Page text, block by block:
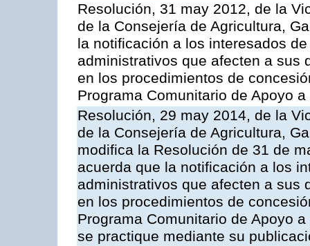
Resolución, 31 may 2012, de la
de la Consejería de Agricultura,
la notificación a los interesados
administrativos que afecten a sus
en los procedimientos de
Programa Comunitario de Apoyo
Resolución, 29 may 2014, de la
de la Consejería de Agricultura,
modifica la Resolución de 31 de
acuerda que la notificación a los
administrativos que afecten a sus
en los procedimientos de
Programa Comunitario de Apoyo
se practique mediante su